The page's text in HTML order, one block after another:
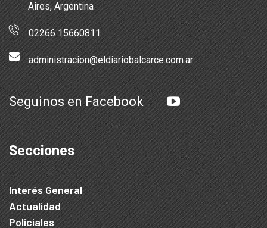
Aires, Argentina
02266 15660811
administracion@eldiariobalcarce.com.ar
Seguinos en Facebook
Secciones
Interés General
Actualidad
Policiales